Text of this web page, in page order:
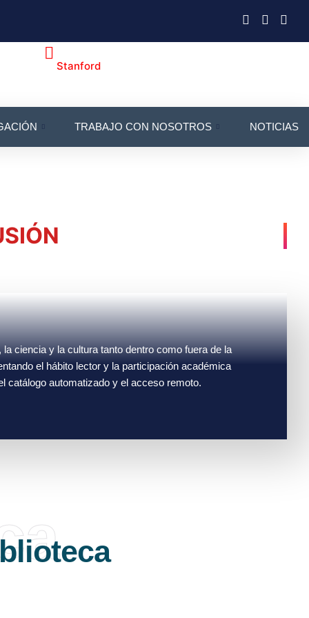
Stanford
TRABAJO CON NOSOTROS NOTICIAS
ciencia y la cultura tanto dentro como fuera de la
el hábito lector y la participación académica
catálogo automatizado y el acceso remoto.